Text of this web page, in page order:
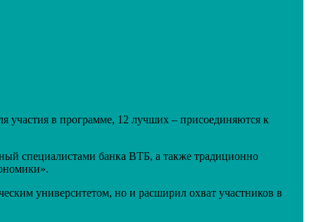
участия в программе, 12 лучших – присоединяются к
специалистами банка ВТБ, а также традиционно
университетом, но и расширил охват участников в